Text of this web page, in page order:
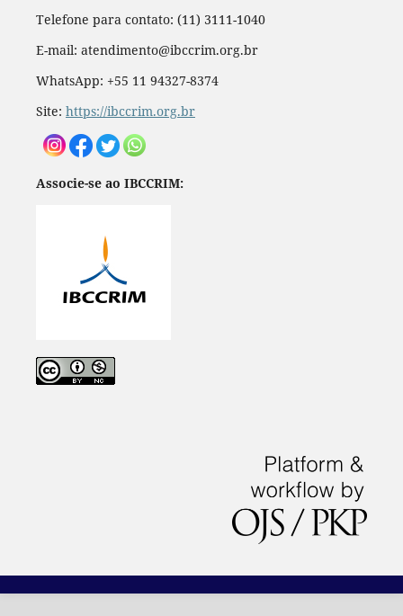
Telefone para contato: (11) 3111-1040
E-mail: atendimento@ibccrim.org.br
WhatsApp: +55 11 94327-8374
Site: https://ibccrim.org.br
Associe-se ao IBCCRIM: